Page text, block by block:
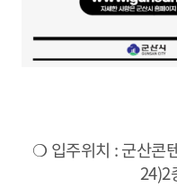
❍ 입주위치 : 군산콘
24)2